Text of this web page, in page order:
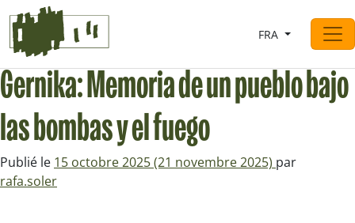
Saltar al contingut
Navigation principale
FRA
Gernika: Memoria de un pueblo bajo
las bombas y el fuego
Publié le 15 octobre 2025(21 novembre 2025) par
rafa.soler